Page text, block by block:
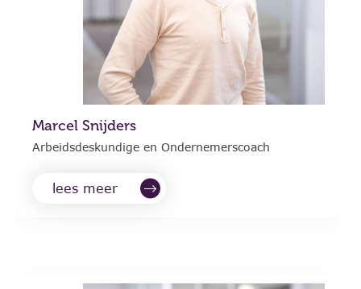
Marcel Snijders
Arbeidsdeskundige en Ondernemerscoach
lees meer